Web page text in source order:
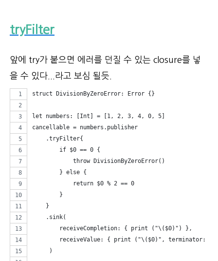
tryFilter
앞에 try가 붙으면 에러를 던질 수 있는 closure를 넣
을 수 있다...라고 보심 될듯.
struct DivisionByZeroError: Error {}
let numbers: [Int] = [1, 2, 3, 4, 0, 5]
cancellable = numbers.publisher
    .tryFilter{
        if $0 == 0 {
            throw DivisionByZeroError()
        } else {
            return $0 % 2 == 0
        }
    }
    .sink(
        receiveCompletion: { print ("\($0)") },
receiveValue: { print ("\($0)", terminator: "
     )